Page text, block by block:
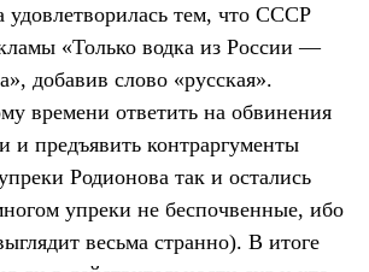
тем, что СССР
«Только водка из России —
добавив слово «русская».
времени ответить на обвинения
и предъявить контраргументы
Родионова так и остались
упреки не беспочвенные, ибо
весьма странно). В итоге